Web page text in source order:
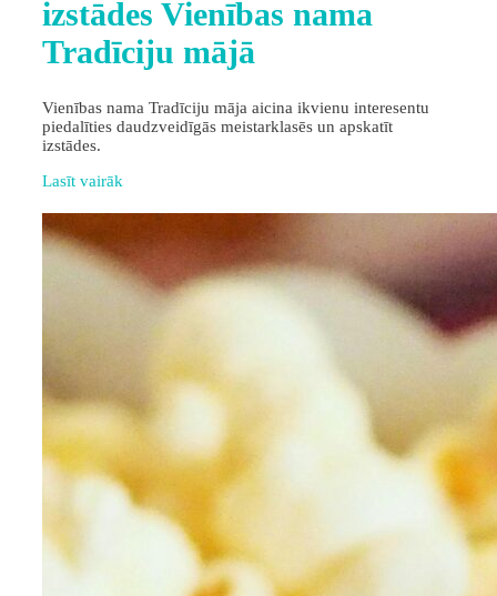
izstādes Vienības nama
Tradīciju mājā
Vienības nama Tradīciju māja aicina ikvienu interesentu
piedalīties daudzveidīgās meistarklasēs un apskatīt
izstādes.
Lasīt vairāk